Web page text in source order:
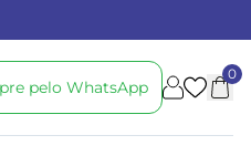
pelo WhatsApp
0